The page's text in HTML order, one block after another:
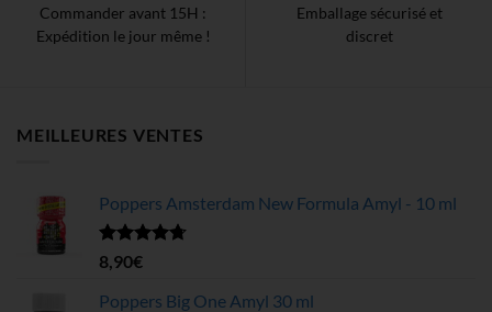
Commander avant 15H :
Expédition le jour même !
Emballage sécurisé et
discret
MEILLEURES VENTES
Poppers Amsterdam New Formula Amyl - 10 ml
Note4.68
sur 5
8,90€
Poppers Big One Amyl 30 ml